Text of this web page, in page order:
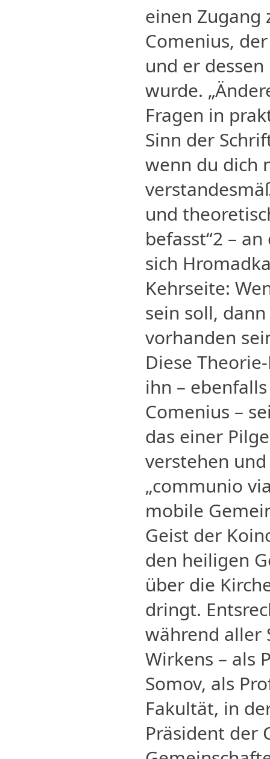
einen Zugang
Comenius,
und er
wurde.
Fragen in
Sinn der
wenn du dich
und
befasst“2 –
sich
Kehrseite:
sein soll,
vorhanden
Diese
ihn –
Comenius –
das einer
verstehen
„communio
mobile
Geist der
den heiligen
über die
dringt.
während aller
Wirkens – als
Somov, als
Fakultät, in
Präsident der